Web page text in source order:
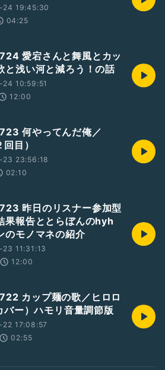
19:45:30
04:25
愛宕さんと舞風とカッ
と浅い河と減ろう！の話
10:59:51
12:00
何やってんだ俺／
目）
23:56:18
02:10
昨日のリスナー参加型
果報告ととらぼんのhyh
のモノマネの紹介
11:31:13
12:00
カップ麺の歌／ヒロロ
バー）ハモリ音量調節版
17:08:57
02:55